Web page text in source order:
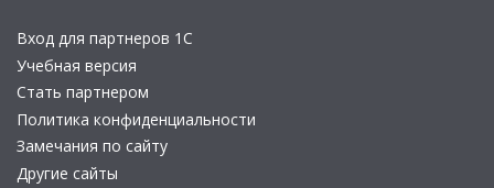
Вход для партнеров 1С
Учебная версия
Стать партнером
Политика конфиденциальности
Замечания по сайту
Другие сайты